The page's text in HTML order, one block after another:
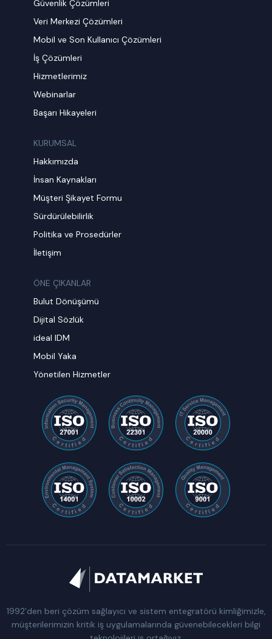
Güvenlik Çözümleri
Veri Merkezi Çözümleri
Mobil ve Son Kullanıcı Çözümleri
İş Çözümleri
Hizmetlerimiz
Webinarlar
Başarı Hikayeleri
KURUMSAL
Hakkımızda
İnsan Kaynakları
Müşteri Şikayet Formu
Sürdürülebilirlik
Politika ve Prosedürler
İletişim
ÖNE ÇIKANLAR
Bulut Dönüşümü
Dijital Sözlük
ideal IDM
Mobil Yaka
Yönetilen Hizmetler
1992’den beri çözüm sağlayıcı ve sistem entegratörü kimliğimizle,
müşterilerimizin kritik iş uygulamalarında güvenebilecekleri bilgi